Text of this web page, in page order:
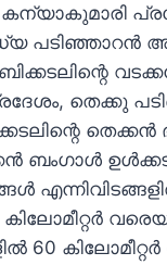
പടിഞ്ഞാറൻ
തെക്കു
തെക്കൻ
ബംഗാൾ
60